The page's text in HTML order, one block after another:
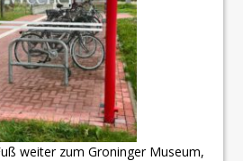
weiter zum Groninger Museum,